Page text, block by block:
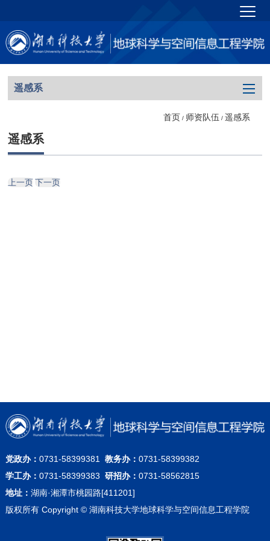
遥感系
首页 / 师资队伍 / 遥感系
遥感系
上一页 下一页
党政办： 0731-58399381 教务办： 0731-58399382
学工办： 0731-58399383 研招办： 0731-58562815
地址： 湖南·湘潭市桃园路[411201]
版权所有 Copyright © 湖南科技大学地球科学与空间信息工程学院